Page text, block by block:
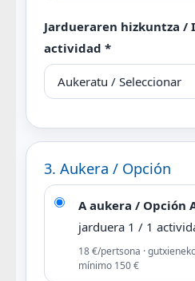
Jardueraren hizkuntza /
actividad *
3. Aukera / Opción
A aukera / Opción
jarduera 1 / 1
18 €/pertsona ·
mínimo 150 €